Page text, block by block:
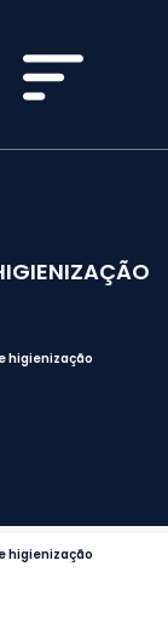
higienização
higienização